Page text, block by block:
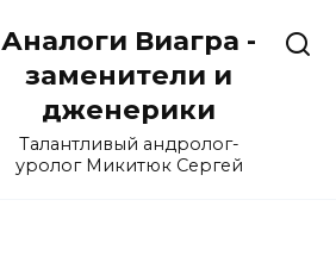
Аналоги Виагра -
заменители и
дженерики
Талантливый андролог-
уролог Микитюк Сергей